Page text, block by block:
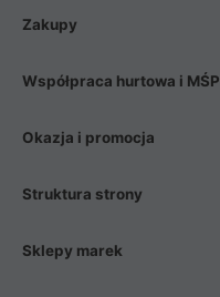
Zakupy
Współpraca hurtowa i MŚP
Okazja i promocja
Struktura strony
Sklepy marek